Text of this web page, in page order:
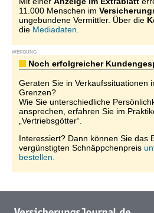
11.000 Menschen im
ungebundene Vermittler. Über die
die Mediadaten
WERBUNG
Noch erfolgreicher
Geraten Sie in Verkaufssituationen
Grenzen?
Wie Sie unterschiedliche
ansprechen, erfahren Sie im
„Vertriebsgötter“.
Interessiert? Dann können Sie das
vergünstigten Schnäppchenpreis
bestellen.